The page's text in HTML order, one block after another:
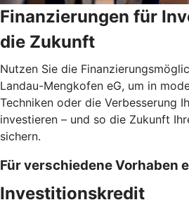
Finanzierungen für
die Zukunft
Nutzen Sie die
Landau-Mengkofen eG, um in
Techniken oder die Verbesserung
investieren – und so die Zukunft
sichern.
Für verschiedene Vorhaben
Investitionskredit